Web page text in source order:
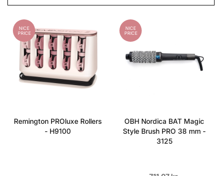
NICE
PRICE
Remington PROluxe Rollers
- H9100
NICE
PRICE
OBH Nordica BAT Magic
Style Brush PRO 38 mm -
3125